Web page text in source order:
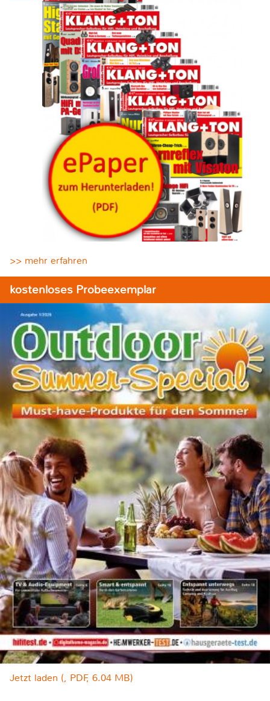
>> mehr erfahren
kostenloses Probeexemplar
Jetzt laden (, PDF, 6.04 MB)